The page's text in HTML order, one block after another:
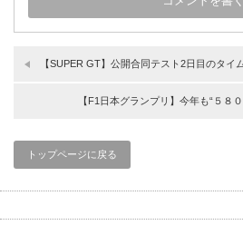
【SUPER GT】公開合同テスト2日目のタイ
【F1日本グランプリ】今年も“５８
トップページに戻る